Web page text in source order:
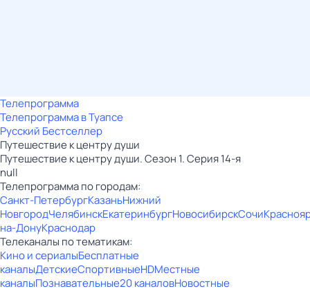
Телепрограмма
Телепрограмма в Туапсе
Русский Бестселлер
Путешествие к центру души
Путешествие к центру души. Сезон 1. Серия 14-я
null
Телепрограмма по городам:
Санкт-ПетербургКазаньНижний
НовгородЧелябинскЕкатеринбургНовосибирскСочи
на-ДонуКраснодар
Телеканалы по тематикам:
Кино и сериалыБесплатные
каналыДетскиеСпортивныеHDМестные
каналыПознавательные20 каналовНовостные